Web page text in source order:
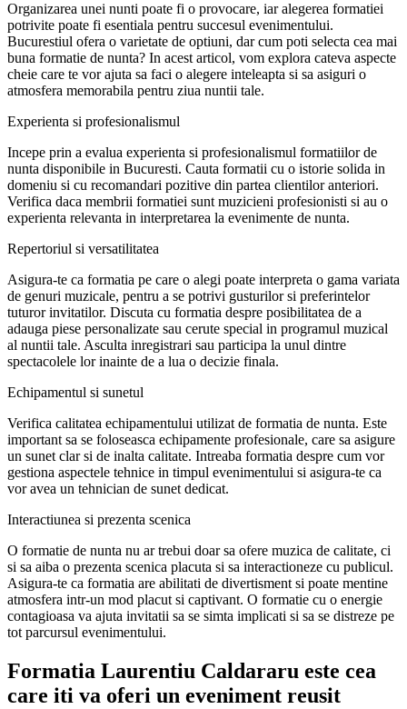
Organizarea unei nunti poate fi o provocare, iar alegerea formatiei
potrivite poate fi esentiala pentru succesul evenimentului.
Bucurestiul ofera o varietate de optiuni, dar cum poti selecta cea mai
buna formatie de nunta? In acest articol, vom explora cateva aspecte
cheie care te vor ajuta sa faci o alegere inteleapta si sa asiguri o
atmosfera memorabila pentru ziua nuntii tale.
Experienta si profesionalismul
Incepe prin a evalua experienta si profesionalismul formatiilor de
nunta disponibile in Bucuresti. Cauta formatii cu o istorie solida in
domeniu si cu recomandari pozitive din partea clientilor anteriori.
Verifica daca membrii formatiei sunt muzicieni profesionisti si au o
experienta relevanta in interpretarea la evenimente de nunta.
Repertoriul si versatilitatea
Asigura-te ca formatia pe care o alegi poate interpreta o gama variata
de genuri muzicale, pentru a se potrivi gusturilor si preferintelor
tuturor invitatilor. Discuta cu formatia despre posibilitatea de a
adauga piese personalizate sau cerute special in programul muzical
al nuntii tale. Asculta inregistrari sau participa la unul dintre
spectacolele lor inainte de a lua o decizie finala.
Echipamentul si sunetul
Verifica calitatea echipamentului utilizat de formatia de nunta. Este
important sa se foloseasca echipamente profesionale, care sa asigure
un sunet clar si de inalta calitate. Intreaba formatia despre cum vor
gestiona aspectele tehnice in timpul evenimentului si asigura-te ca
vor avea un tehnician de sunet dedicat.
Interactiunea si prezenta scenica
O formatie de nunta nu ar trebui doar sa ofere muzica de calitate, ci
si sa aiba o prezenta scenica placuta si sa interactioneze cu publicul.
Asigura-te ca formatia are abilitati de divertisment si poate mentine
atmosfera intr-un mod placut si captivant. O formatie cu o energie
contagioasa va ajuta invitatii sa se simta implicati si sa se distreze pe
tot parcursul evenimentului.
Formatia Laurentiu Caldararu este cea
care iti va oferi un eveniment reusit